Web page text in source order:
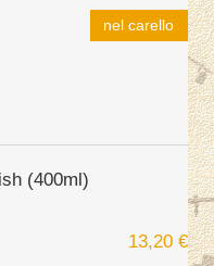
nel carello
(400ml)
13,20 €